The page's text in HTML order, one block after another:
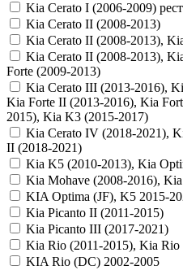
Kia Cerato I (2006-2009)
Kia Cerato II (2008-2013)
Kia Cerato II (2008-2013),
Kia Cerato II (2008-2013),
Forte (2009-2013)
Kia Cerato III (2013-2016),
Kia Forte II (2013-2016), Kia
2015), Kia K3 (2015-2017)
Kia Cerato IV (2018-2021),
II (2018-2021)
Kia K5 (2010-2013), Kia
Kia Mohave (2008-2016),
KIA Optima (JF), K5 2015-
Kia Picanto II (2011-2015)
Kia Picanto III (2017-2021)
Kia Rio (2011-2015), Kia Rio
KIA Rio (DC) 2002-2005